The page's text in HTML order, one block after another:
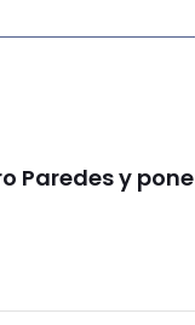
Paredes y pone